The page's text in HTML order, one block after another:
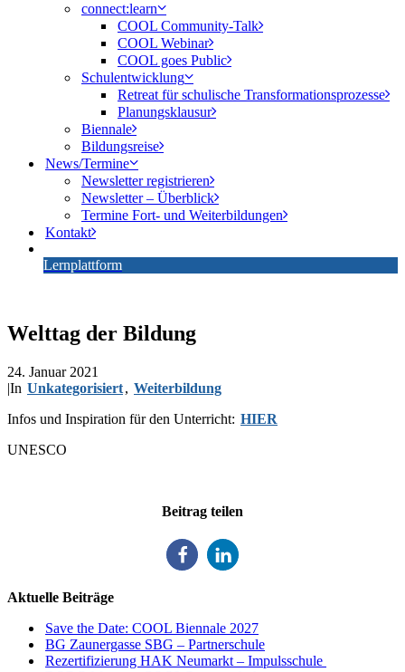
connect:learn
COOL Community-Talk
COOL Webinar
COOL goes Public
Schulentwicklung
Retreat für schulische Transformationsprozesse
Planungsklausur
Biennale
Bildungsreise
News/Termine
Newsletter registrieren
Newsletter – Überblick
Termine Fort- und Weiterbildungen
Kontakt
Lernplattform
Welttag der Bildung
24. Januar 2021
|In Unkategorisiert, Weiterbildung
Infos und Inspiration für den Unterricht: HIER
UNESCO
Beitrag teilen
Aktuelle Beiträge
Save the Date: COOL Biennale 2027
BG Zaunergasse SBG – Partnerschule
Rezertifizierung HAK Neumarkt – Impulsschule